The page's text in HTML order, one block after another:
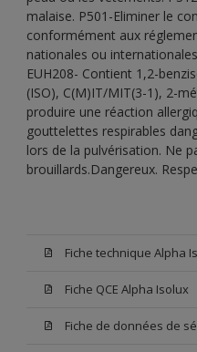
malaise. P501-Eliminer le
conformément aux
nationales ou
EUH208- Contient 1,2-
(ISO), C(M)IT/MIT(3-1), 2-
produire une réaction
gouttelettes respirables
lors de la pulvérisation. Ne
brouillards.Dangereux.
Fiche technique Alpha
Fiche QCE Alpha Isolux